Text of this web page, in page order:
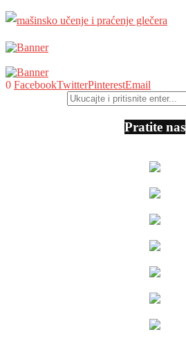
0 FacebookTwitterPinterestEmail
Pratite nas